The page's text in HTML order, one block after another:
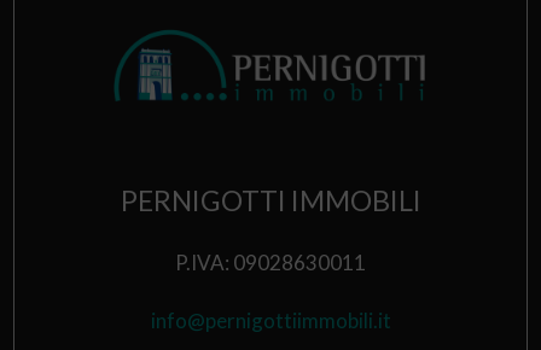
PERNIGOTTI IMMOBILI
P.IVA: 09028630011
info@pernigottiimmobili.it